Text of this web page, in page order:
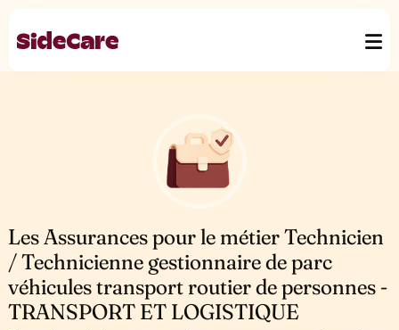
Les Assurances pour le métier Technicien
/ Technicienne gestionnaire de parc
véhicules transport routier de personnes -
TRANSPORT ET LOGISTIQUE